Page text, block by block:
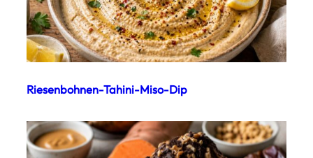
Riesenbohnen-Tahini-Miso-Dip